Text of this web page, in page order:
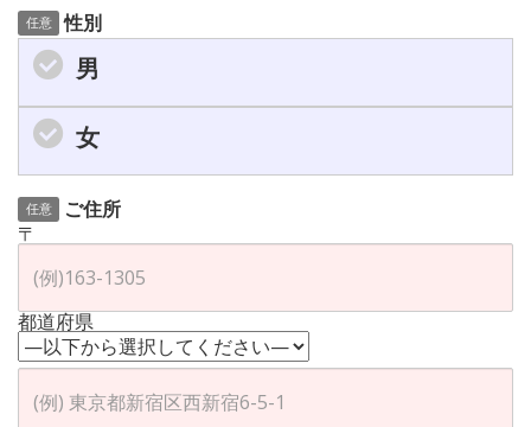
任意 性別
男
女
任意
ご住所
〒
都道府県